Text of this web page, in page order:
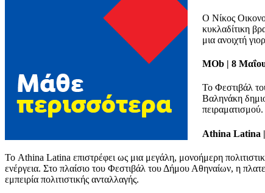
Ο Νίκος
κυκλαδίτικη
μια ανοιχτή
MOb | 8
Το Φεστιβάλ
Βαληνάκη
πειραματισμού.
Athina Latina
Το Athina Latina επιστρέφει ως μια μεγάλη, μονοήμερη
ενέργεια. Στο πλαίσιο του Φεστιβάλ του Δήμου Αθηναίων, η
εμπειρία πολιτιστικής ανταλλαγής.